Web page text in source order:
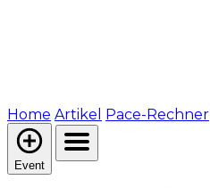
Home Artikel Pace-Rechner
Event